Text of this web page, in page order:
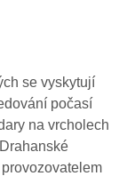
se vyskytují
počasí
na vrcholech